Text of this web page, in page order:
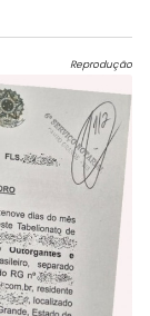
Reprodução